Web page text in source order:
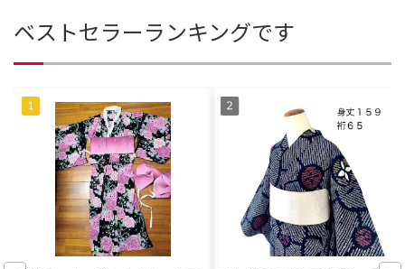
ベストセラーランキングです